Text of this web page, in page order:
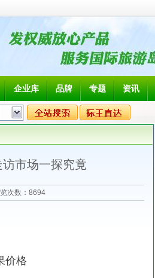
企业库 品牌 专题 资讯
市场一探究竟
次数： 8694
价格